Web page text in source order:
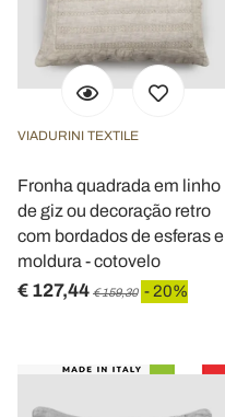
VIADURINI TEXTILE
Fronha quadrada em linho
de giz ou decoração retro
com bordados de esferas e
moldura - cotovelo
€ 127,44 € 159,30 - 20%